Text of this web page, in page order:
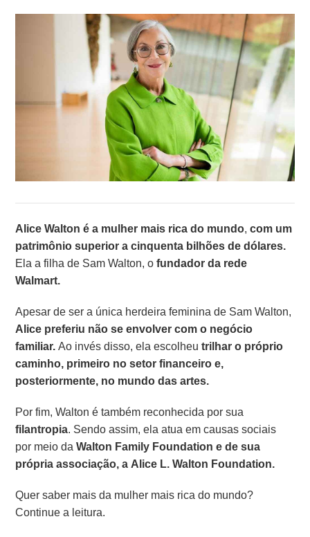
Alice Walton é a mulher mais rica do mundo,com um
patrimônio superior a cinquenta bilhões de dólares.
Ela a filha de Sam Walton, ofundador da rede
Walmart.
Apesar de ser a única herdeira feminina de Sam Walton,
Alice preferiu não se envolver com o negócio
familiar.Ao invés disso, ela escolheutrilhar o próprio
caminho, primeiro no setor financeiro e,
posteriormente, no mundo das artes.
Por fim, Walton é também reconhecida por sua
filantropia. Sendo assim, ela atua em causas sociais
por meio daWalton Family Foundation e de sua
própria associação, a Alice L. Walton Foundation.
Quer saber mais da mulher mais rica do mundo?
Continue a leitura.